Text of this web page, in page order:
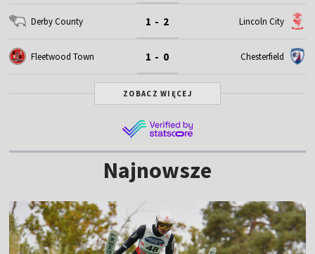
Derby County 1 - 2 Lincoln City
Fleetwood Town 1 - 0 Chesterfield
ZOBACZ WIĘCEJ
Najnowsze